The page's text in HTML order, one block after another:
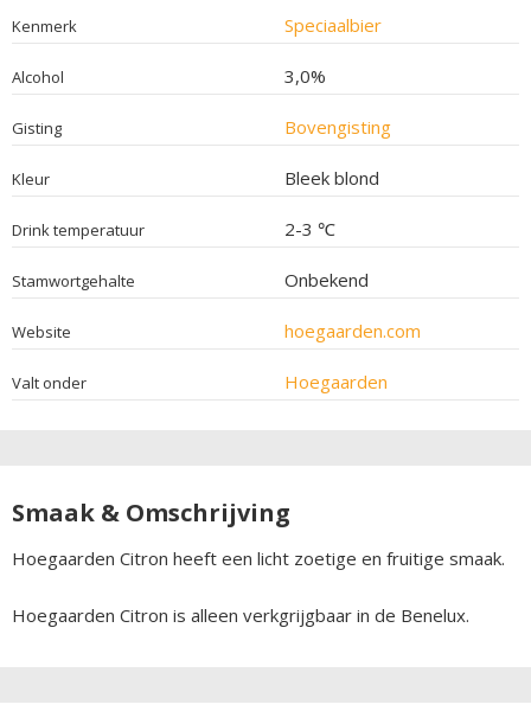
Kenmerk Speciaalbier
Alcohol 3,0%
Gisting Bovengisting
Kleur Bleek blond
Drink temperatuur 2-3 ℃
Stamwortgehalte Onbekend
Website hoegaarden.com
Valt onder Hoegaarden
Smaak & Omschrijving
Hoegaarden Citron heeft een licht zoetige en fruitige smaak.
Hoegaarden Citron is alleen verkgrijgbaar in de Benelux.